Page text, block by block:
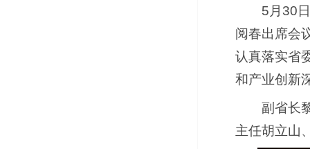
5月30
阅春出席会
认真落实省
和产业创新
副省长
主任胡立山